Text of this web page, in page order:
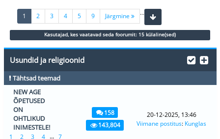
1 (current)
2 3 4 5 ...
9 Järgmine
Kasutajad, kes vaatavad seda foorumit: 15 külaline(sed)
Usundid ja religioonid
Tähtsad teemad
NEW AGE
ÕPETUSED
ON
OHTLIKUD
INIMESTELE!
1 2 3 4 ... 7
158
143,804
20-12-2025, 13:46
Viimane postitus: Kunglas